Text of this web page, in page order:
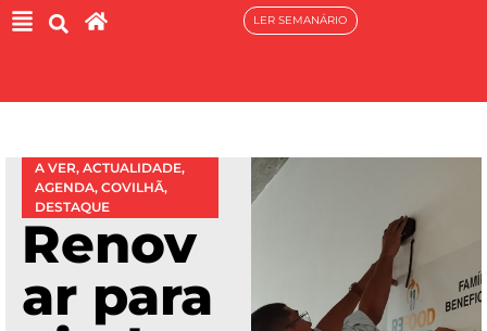
LER SEMANÁRIO
A VER, ACTUALIDADE,
AGENDA, COVILHÃ,
DESTAQUE
Renov
ar para